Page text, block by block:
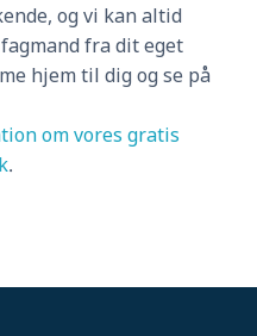
og vi kan altid
fra dit eget
hjem til dig og se på
om vores gratis
.